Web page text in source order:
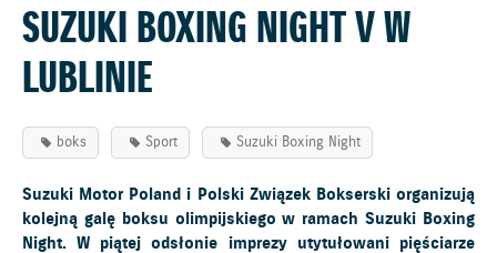
SUZUKI BOXING NIGHT V W
LUBLINIE
boks Sport Suzuki Boxing Night
Suzuki Motor Poland i Polski Związek Bokserski organizują
kolejną galę boksu olimpijskiego w ramach Suzuki Boxing
Night. W piątej odsłonie imprezy utytułowani pięściarze